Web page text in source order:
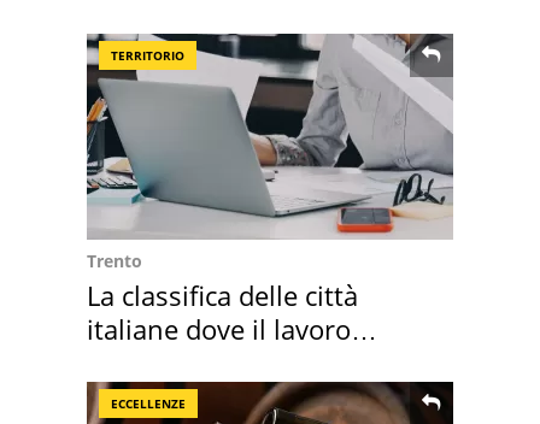
TERRITORIO
Trento
La classifica delle città
italiane dove il lavoro
ECCELLENZE